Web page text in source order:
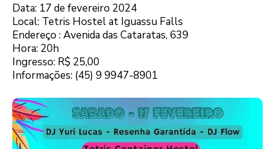
Data: 17 de fevereiro 2024
Local: Tetris Hostel at Iguassu Falls
Endereço : Avenida das Cataratas, 639
Hora: 20h
Ingresso: R$ 25,00
Informações: (45) 9 9947-8901